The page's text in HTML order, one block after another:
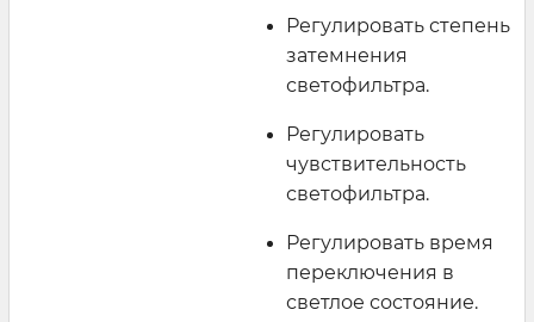
Регулировать степень
затемнения
светофильтра.
Регулировать
чувствительность
светофильтра.
Регулировать время
переключения в
светлое состояние.